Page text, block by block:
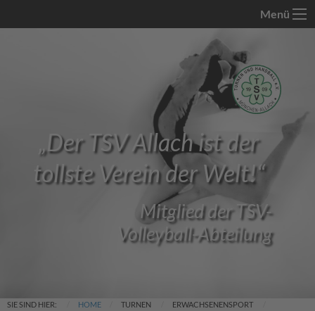
Menü
Der TSV Allach ist der
tollste Verein der Welt!“
Mitglied der TSV-
Volleyball-Abteilung
SIE SIND HIER: HOME TURNEN
ERWACHSENENSPORT